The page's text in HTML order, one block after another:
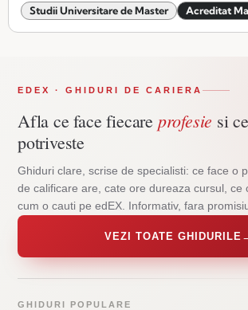
Studii Universitare de Master Acreditat
EDEX · GHIDURI DE CARIERA
Afla ce face fiecare profesie si
potriveste
Ghiduri clare, scrise de specialisti: ce face o
de calificare are, cate ore dureaza cursul, ce
cum o cauti pe edEX. Informativ, fara
VEZI TOATE GHIDURILE
GHIDURI POPULARE